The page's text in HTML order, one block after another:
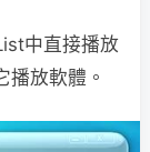
中直接播放
播放軟體。